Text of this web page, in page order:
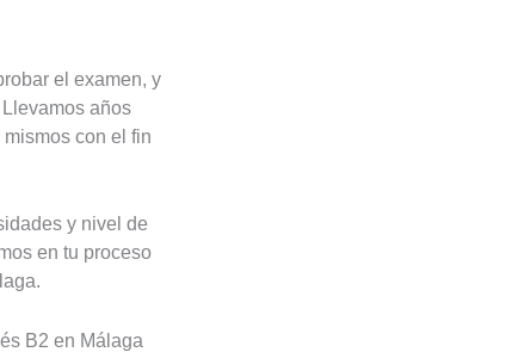
el examen, y
Llevamos años
con el fin
y nivel de
en tu proceso
B2 en Málaga